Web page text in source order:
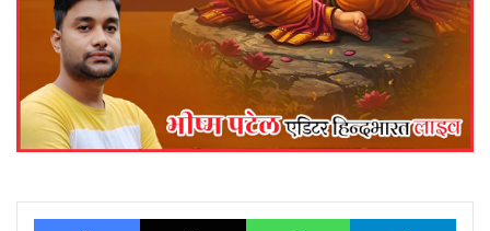
Facebook X WhatsApp